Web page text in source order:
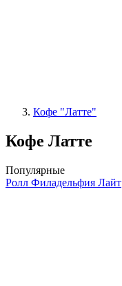
Кофе "Латте"
Кофе Латте
Популярные
Ролл Филадельфия Лайт